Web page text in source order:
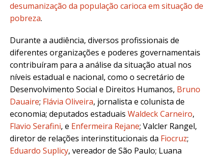
desumanização da população carioca em situação de
pobreza.
Durante a audiência, diversos profissionais de
diferentes organizações e poderes governamentais
contribuíram para a análise da situação atual nos
níveis estadual e nacional, como o secretário de
Desenvolvimento Social e Direitos Humanos, Bruno
Dauaire; Flávia Oliveira, jornalista e colunista de
economia; deputados estaduais Waldeck Carneiro,
Flavio Serafini, e Enfermeira Rejane; Valcler Rangel,
diretor de relações interinstitucionais da Fiocruz;
Eduardo Suplicy, vereador de São Paulo; Luana